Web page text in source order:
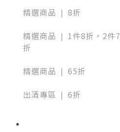
精選商品 ❘ 8折
精選商品 ❘ 1件8折，2件7
折
精選商品 ❘ 65折
出清專區 ❘ 6折
*